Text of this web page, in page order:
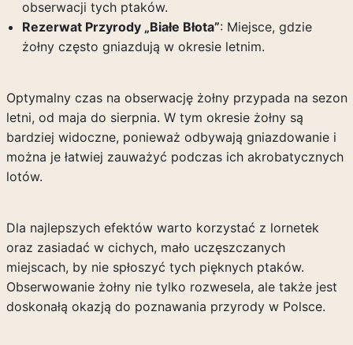
obserwacji tych ptaków.
Rezerwat Przyrody „Białe Błota”: Miejsce, gdzie
żołny często gniazdują w okresie letnim.
Optymalny czas na obserwację żołny przypada na sezon
letni, od maja do sierpnia. W tym okresie żołny są
bardziej widoczne, ponieważ odbywają gniazdowanie i
można je łatwiej zauważyć podczas ich akrobatycznych
lotów.
Dla najlepszych efektów warto korzystać z lornetek
oraz zasiadać w cichych, mało uczęszczanych
miejscach, by nie spłoszyć tych pięknych ptaków.
Obserwowanie żołny nie tylko rozwesela, ale także jest
doskonałą okazją do poznawania przyrody w Polsce.